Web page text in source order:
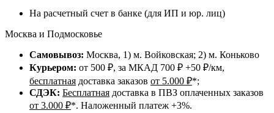
На расчетный счет в банке (для ИП и юр. лиц)
Москва и Подмосковье
Самовывоз: Москва, 1) м. Войковская; 2) м. Коньково
Курьером: от 500 ₽, за МКАД 700 ₽ +50 ₽/км,
бесплатная доставка заказов от 5.000 ₽*;
СДЭК: Бесплатная доставка в ПВЗ оплаченных заказов
от 3.000 ₽*. Наложенный платеж +3%.